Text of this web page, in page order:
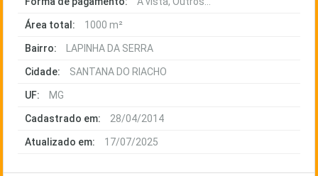
Área total: 1000 m²
Bairro: LAPINHA DA SERRA
Cidade: SANTANA DO RIACHO
UF: MG
Cadastrado em: 28/04/2014
Atualizado em: 17/07/2025